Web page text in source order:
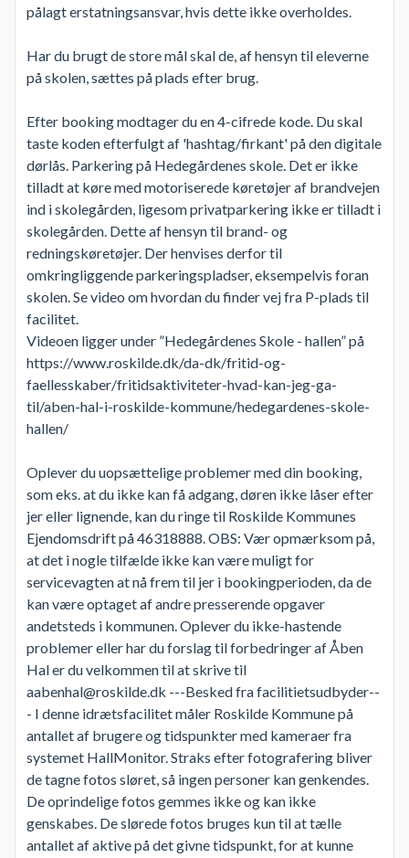
pålagt erstatningsansvar, hvis dette ikke overholdes.
Har du brugt de store mål skal de, af hensyn til eleverne
på skolen, sættes på plads efter brug.
Efter booking modtager du en 4-cifrede kode. Du skal
taste koden efterfulgt af 'hashtag/firkant' på den digitale
dørlås. Parkering på Hedegårdenes skole. Det er ikke
tilladt at køre med motoriserede køretøjer af brandvejen
ind i skolegården, ligesom privatparkering ikke er tilladt i
skolegården. Dette af hensyn til brand- og
redningskøretøjer. Der henvises derfor til
omkringliggende parkeringspladser, eksempelvis foran
skolen. Se video om hvordan du finder vej fra P-plads til
facilitet.
Videoen ligger under ”Hedegårdenes Skole - hallen” på
https://www.roskilde.dk/da-dk/fritid-og-
faellesskaber/fritidsaktiviteter-hvad-kan-jeg-ga-
til/aben-hal-i-roskilde-kommune/hedegardenes-skole-
hallen/
Oplever du uopsættelige problemer med din booking,
som eks. at du ikke kan få adgang, døren ikke låser efter
jer eller lignende, kan du ringe til Roskilde Kommunes
Ejendomsdrift på 46318888. OBS: Vær opmærksom på,
at det i nogle tilfælde ikke kan være muligt for
servicevagten at nå frem til jer i bookingperioden, da de
kan være optaget af andre presserende opgaver
andetsteds i kommunen. Oplever du ikke-hastende
problemer eller har du forslag til forbedringer af Åben
Hal er du velkommen til at skrive til
aabenhal@roskilde.dk ---Besked fra facilitietsudbyder--
- I denne idrætsfacilitet måler Roskilde Kommune på
antallet af brugere og tidspunkter med kameraer fra
systemet HallMonitor. Straks efter fotografering bliver
de tagne fotos sløret, så ingen personer kan genkendes.
De oprindelige fotos gemmes ikke og kan ikke
genskabes. De slørede fotos bruges kun til at tælle
antallet af aktive på det givne tidspunkt, for at kunne